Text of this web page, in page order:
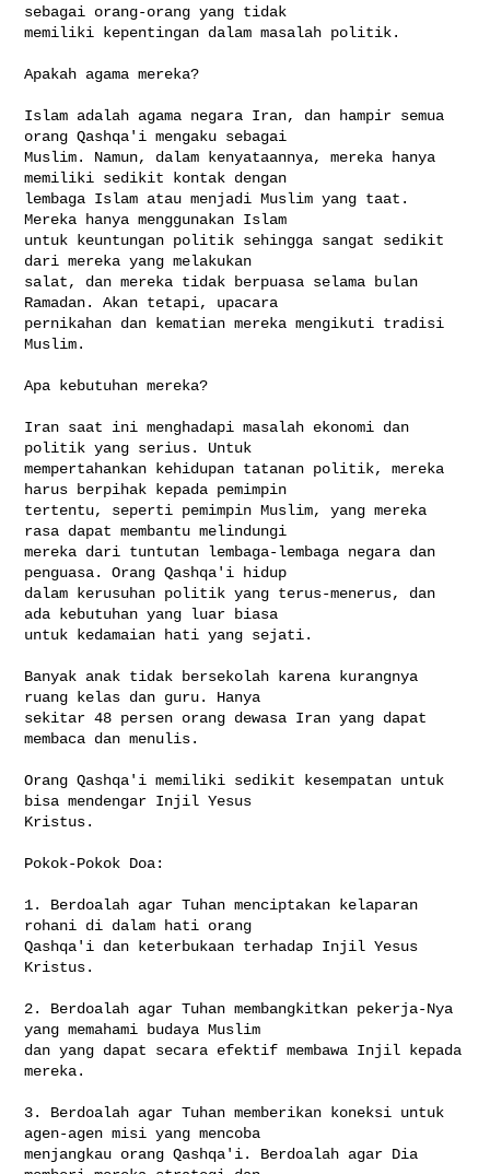
sebagai orang-orang yang tidak
memiliki kepentingan dalam masalah politik.
Apakah agama mereka?
Islam adalah agama negara Iran, dan hampir semua
orang Qashqa'i mengaku sebagai
Muslim. Namun, dalam kenyataannya, mereka hanya
memiliki sedikit kontak dengan
lembaga Islam atau menjadi Muslim yang taat.
Mereka hanya menggunakan Islam
untuk keuntungan politik sehingga sangat sedikit
dari mereka yang melakukan
salat, dan mereka tidak berpuasa selama bulan
Ramadan. Akan tetapi, upacara
pernikahan dan kematian mereka mengikuti tradisi
Muslim.
Apa kebutuhan mereka?
Iran saat ini menghadapi masalah ekonomi dan
politik yang serius. Untuk
mempertahankan kehidupan tatanan politik, mereka
harus berpihak kepada pemimpin
tertentu, seperti pemimpin Muslim, yang mereka
rasa dapat membantu melindungi
mereka dari tuntutan lembaga-lembaga negara dan
penguasa. Orang Qashqa'i hidup
dalam kerusuhan politik yang terus-menerus, dan
ada kebutuhan yang luar biasa
untuk kedamaian hati yang sejati.
Banyak anak tidak bersekolah karena kurangnya
ruang kelas dan guru. Hanya
sekitar 48 persen orang dewasa Iran yang dapat
membaca dan menulis.
Orang Qashqa'i memiliki sedikit kesempatan untuk
bisa mendengar Injil Yesus
Kristus.
Pokok-Pokok Doa:
1. Berdoalah agar Tuhan menciptakan kelaparan
rohani di dalam hati orang
Qashqa'i dan keterbukaan terhadap Injil Yesus
Kristus.
2. Berdoalah agar Tuhan membangkitkan pekerja-Nya
yang memahami budaya Muslim
dan yang dapat secara efektif membawa Injil kepada
mereka.
3. Berdoalah agar Tuhan memberikan koneksi untuk
agen-agen misi yang mencoba
menjangkau orang Qashqa'i. Berdoalah agar Dia